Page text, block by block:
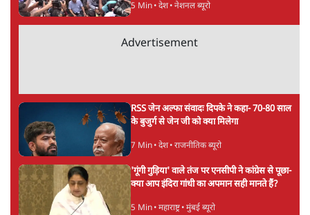
5 Min• देश• नेशनल ब्यूरो
Advertisement
RSS जेन अल्फा संवादः दिपके ने कहा- 70-80 साल
के बुजुर्ग से जेन जी को क्या मिलेगा
7 Min• देश• राजनीतिक ब्यूरो
'गूंगी गुड़िया' वाले तंज पर एनसीपी ने कांग्रेस से पूछा-
क्या आप इंदिरा गांधी का अपमान सही मानते हैं?
5 Min• महाराष्ट्र• मुंबई ब्यूरो